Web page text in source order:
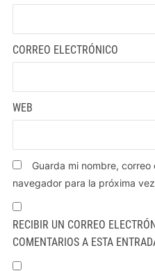
CORREO ELECTRÓNICO
WEB
Guarda mi nombre,
navegador para la próxima
RECIBIR UN CORREO
COMENTARIOS A ESTA